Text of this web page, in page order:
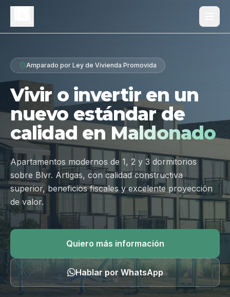
Proyecto
Diferenciales
Tipologías
Galería
Ubicación
Contacto
Hablar por WhatsApp
Amparado por Ley de Vivienda Promovida
Vivir o invertir en un
nuevo estándar de
calidad en Maldonado
Apartamentos modernos de 1, 2 y 3 dormitorios
sobre Blvr. Artigas, con calidad constructiva
superior, beneficios fiscales y excelente proyección
de valor.
Quiero más información
Hablar por WhatsApp